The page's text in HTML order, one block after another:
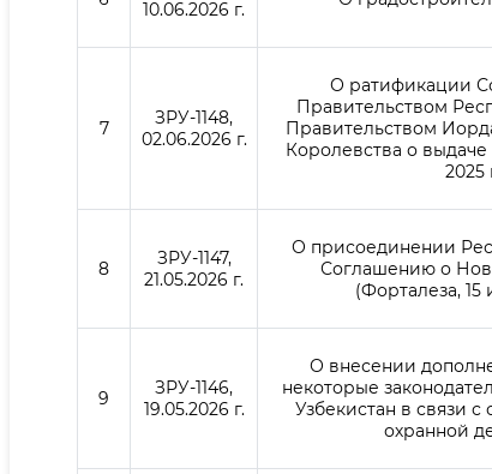
10.06.2026 г.
7
ЗРУ-1148,
02.06.2026 г.
О ратификации
Правительством
Правительством
Королевства о выдаче
2025
8
ЗРУ-1147,
21.05.2026 г.
О присоединении
Соглашению о
(Форталеза, 15
9
ЗРУ-1146,
19.05.2026 г.
О внесении
некоторые
Узбекистан в связи
охранной